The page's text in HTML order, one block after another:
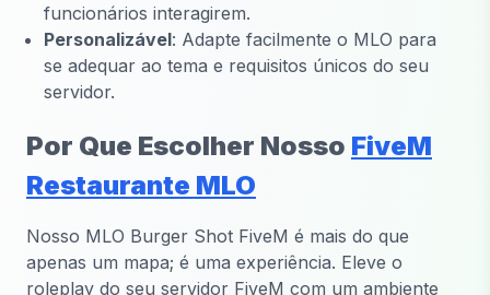
funcionários interagirem.
Personalizável: Adapte facilmente o MLO para
se adequar ao tema e requisitos únicos do seu
servidor.
Por Que Escolher Nosso FiveM
Restaurante MLO
Nosso MLO Burger Shot FiveM é mais do que
apenas um mapa; é uma experiência. Eleve o
roleplay do seu servidor FiveM com um ambiente